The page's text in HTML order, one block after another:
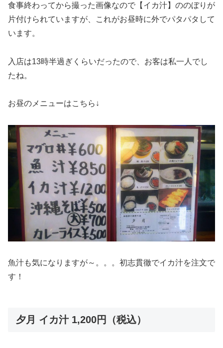
食事終わってから撮った画像なので【イカ汁】ののぼりが
片付けられていますが、これがお昼時に外でパタパタして
います。
入店は13時半過ぎくらいだったので、お客は私一人でし
たね。
お昼のメニューはこちら↓
魚汁も気になりますが～。。。初志貫徹でイカ汁を注文で
す！
夕月 イカ汁 1,200円（税込）